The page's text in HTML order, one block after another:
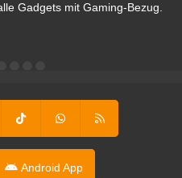
Gadgets mit Gaming-Bezug.
Android App